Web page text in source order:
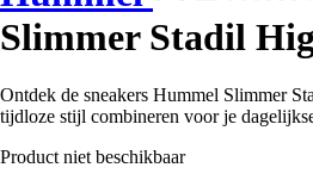
Slimmer Stadil
Ontdek de sneakers Hummel Slimmer
tijdloze stijl combineren voor je
Product niet beschikbaar